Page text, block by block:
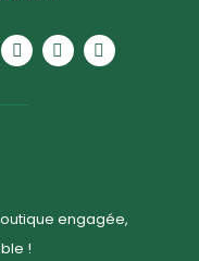
engagée,
!